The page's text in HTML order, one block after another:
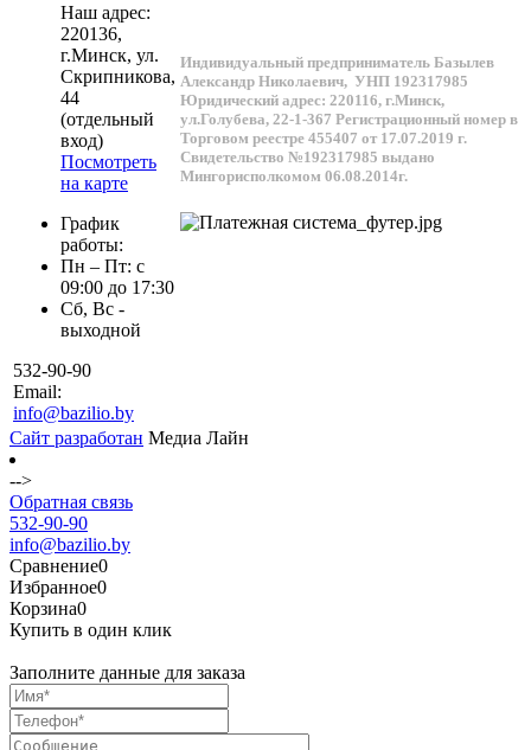
Наш адрес:
220136,
г.Минск, ул.
Скрипникова,
44
(отдельный
вход)
Посмотреть
на карте
График
работы:
Пн – Пт: с
09:00 до 17:30
Сб, Вс -
выходной
532-90-90
Email:
info@bazilio.by
Индивидуальный предприниматель Базылев
Александр Николаевич, УНП 192317985
Юридический адрес: 220116, г.Минск,
ул.Голубева, 22-1-367 Регистрационный номер в
Торговом реестре 455407 от 17.07.2019 г.
Свидетельство №192317985 выдано
Мингорисполкомом 06.08.2014г.
Сайт разработан Медиа Лайн
-->
Обратная связь
532-90-90
info@bazilio.by
Сравнение0
Избранное0
Корзина0
Купить в один клик
Заполните данные для заказа